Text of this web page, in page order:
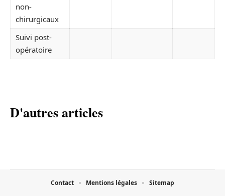
non-
chirurgicaux
Suivi post-
opératoire
D'autres articles
Contact Mentions légales Sitemap